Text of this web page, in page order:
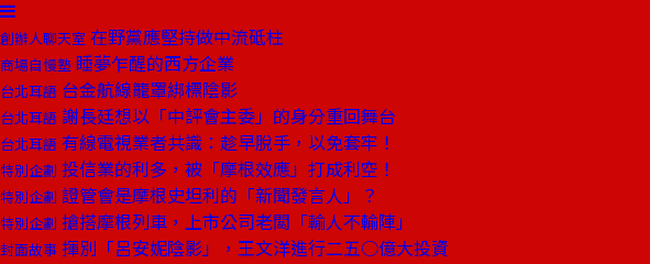
創辦人聊天室 在野黨應堅持做中流砥柱
商場自慢塾 睡夢乍醒的西方企業
台北耳語 台金航線籠罩綁標陰影
台北耳語 謝長廷想以「中評會主委」的身分重回舞台
台北耳語 有線電視業者共識：趁早脫手，以免套牢！
特別企劃 投信業的利多，被「摩根效應」打成利空！
特別企劃 證管會是摩根史坦利的「新聞發言人」？
特別企劃 搶搭摩根列車，上市公司老闆「輸人不輸陣」
封面故事 揮別「呂安妮陰影」，王文洋進行二五○億大投資